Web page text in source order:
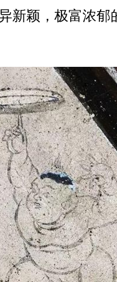
新颖，极富浓郁